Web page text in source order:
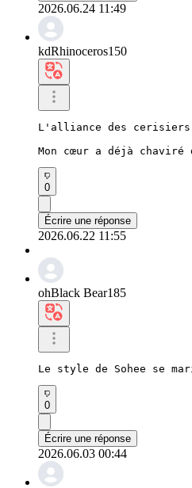
2026.06.24 11:49
kdRhinoceros150
L'alliance des cerisiers
Mon cœur a déjà
0
Écrire une réponse
2026.06.22 11:55
ohBlack Bear185
Le style de Sohee se
0
Écrire une réponse
2026.06.03 00:44